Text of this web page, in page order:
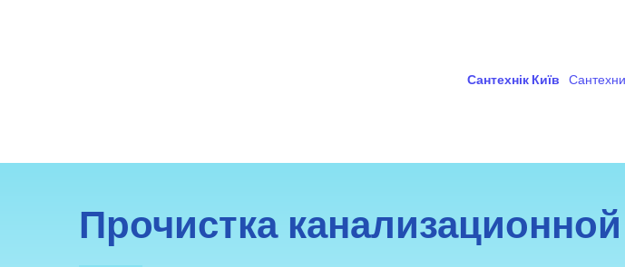
Сантехнік Київ
Прочистка